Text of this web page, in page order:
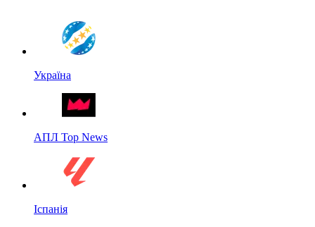
Україна
АПЛ Top News
Іспанія